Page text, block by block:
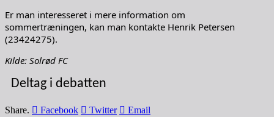
Er man interesseret i mere information om
sommertræningen, kan man kontakte Henrik Petersen
(23424275).
Kilde: Solrød FC
Deltag i debatten
Share. Facebook Twitter Email